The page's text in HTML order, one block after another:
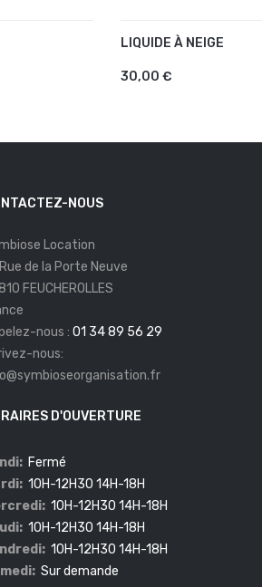
LIQUIDE À NEIGE
30,00 €
AJOUTER AU PANIER
NOUS
Location
de la Porte Neuve
FEUCHEROLLES
nous : 01 34 89 56 29
nous:
D'OUVERTURE
Fermé
10H-12H30 14H-18H
10H-12H30 14H-18H
10H-12H30 14H-18H
10H-12H30 14H-18H
Sur demande